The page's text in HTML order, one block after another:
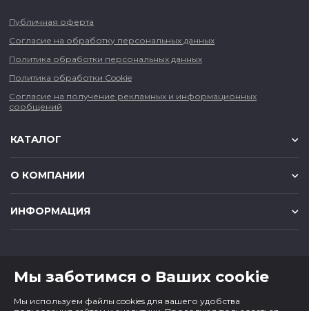
Публичная оферта
Согласие на обработку персональных данных
Политика обработки персональных данных
Политика обработки Cookie
Согласие на получение рекламных и информационных
сообщений
КАТАЛОГ
О КОМПАНИИ
ИНФОРМАЦИЯ
Мы заботимся о Ваших cookie
Мы используем файлы cookies для вашего удобства